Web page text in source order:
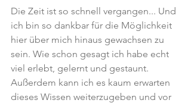
Die Zeit ist so schnell vergangen... Und
ich bin so dankbar für die Möglichkeit
hier über mich hinaus gewachsen zu
sein. Wie schon gesagt ich habe echt
viel erlebt, gelernt und gestaunt.
Außerdem kann ich es kaum erwarten
dieses Wissen weiterzugeben und vor